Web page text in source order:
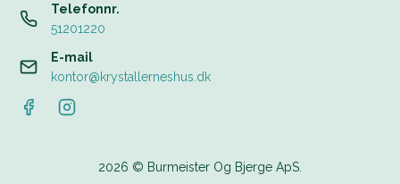
Telefonnr.
51201220
E-mail
kontor@krystallerneshus.dk
2026 © Burmeister Og Bjerge ApS.